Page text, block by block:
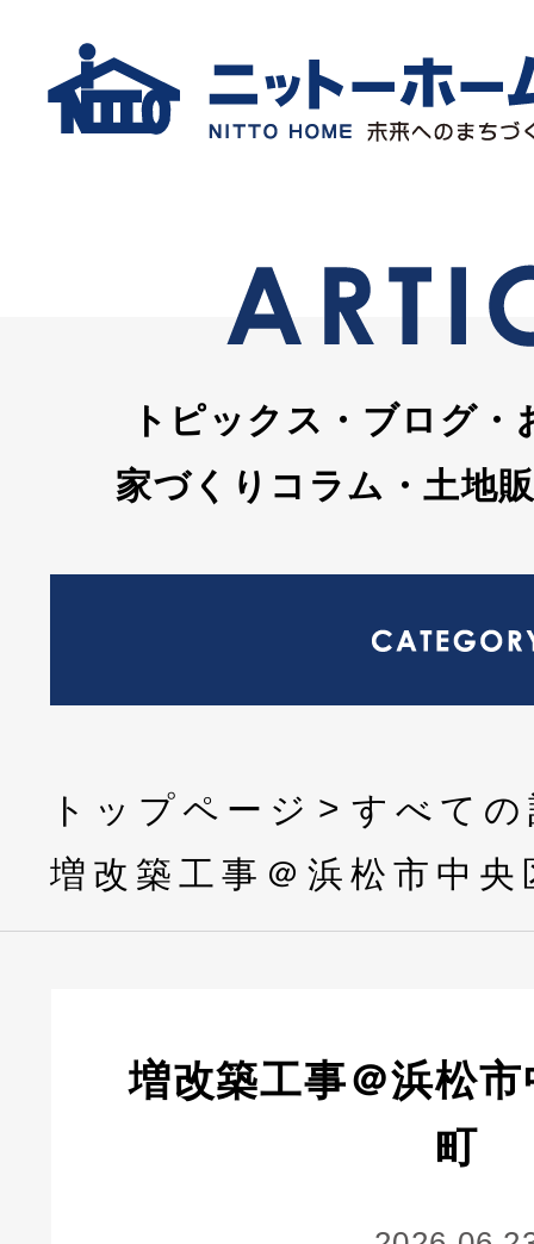
トピックス・ブログ・
家づくりコラム・土地
トップページ
すべて
増改築工事＠浜松市中
増改築工事＠浜松
町